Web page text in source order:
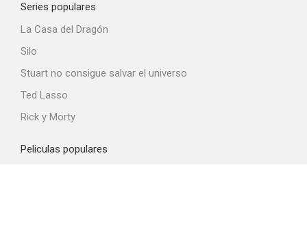
Series populares
La Casa del Dragón
Silo
Stuart no consigue salvar el universo
Ted Lasso
Rick y Morty
Peliculas populares